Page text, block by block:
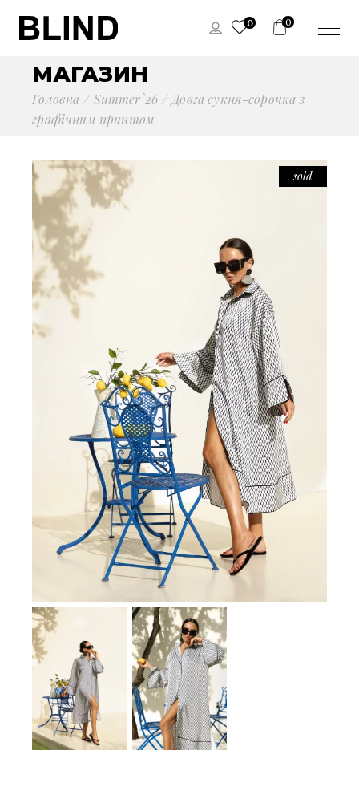
0 0
МАГАЗИН
Головна Summer`26
Довга сукня-сорочка з
графічним принтом
sold